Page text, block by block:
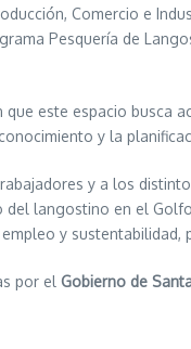
Comercio e
Pesquería de
que este espacio
y la
y a los
langostino en el
y
por el Gobierno de